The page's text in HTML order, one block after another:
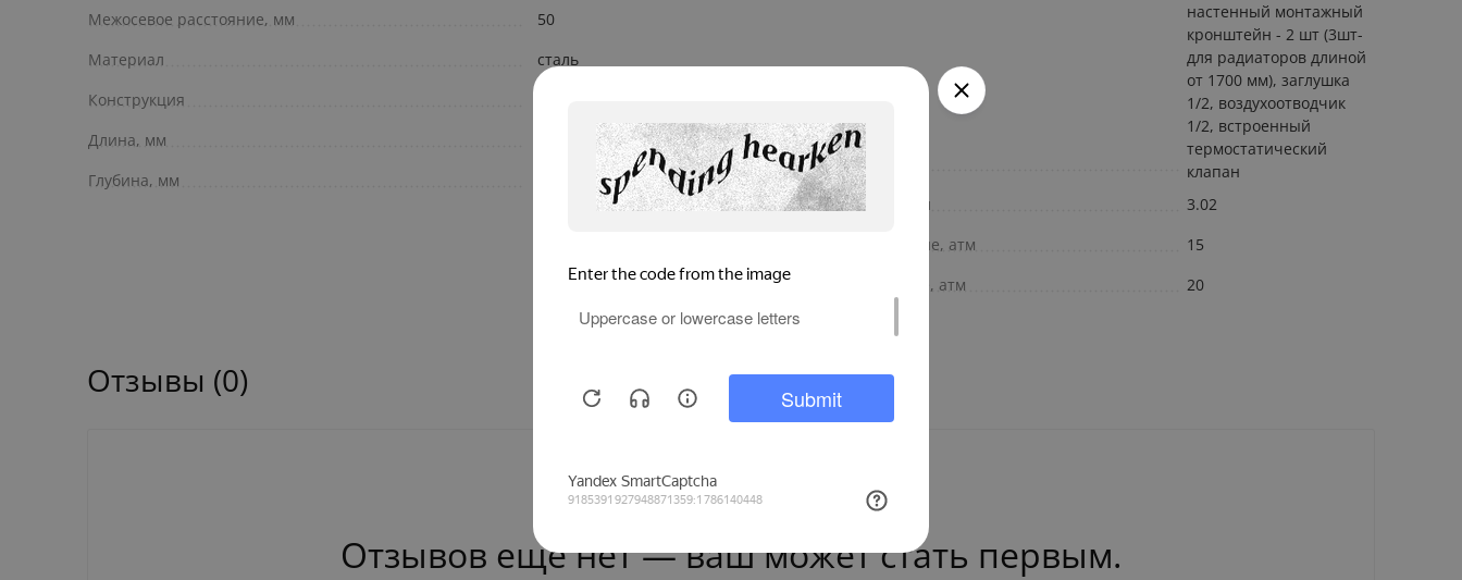
Межосевое расстояние, мм
50
Материал
сталь
Конструкция
Длина, мм
Глубина, мм
Комплект поставки
настенный монтажный
кронштейн - 2 шт (3шт-
для радиаторов длиной
от 1700 мм), заглушка
1/2, воздухоотводчик
1/2, встроенный
термостатический
клапан
Объем теплоносителя, л
3.02
Испытательное давление, атм
15
Разрушающее давление, атм
20
Отзывы (0)
Отзывов ещё нет — ваш может стать первым.